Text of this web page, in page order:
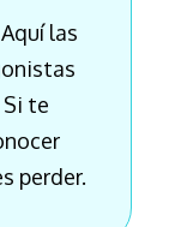
las
te
perder.